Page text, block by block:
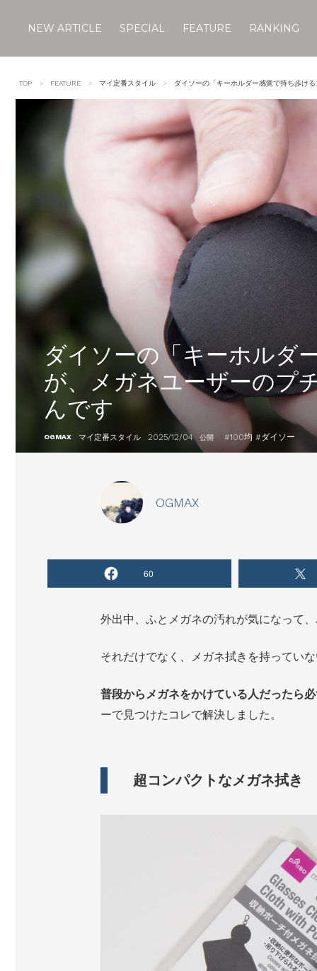
content
NEW ARTICLE SPECIAL FEATURE RANKING
TOP FEATURE マイ定番スタイル ダイソーの「キーホルダー感覚で持ち歩け
ダイソーの「キーホルダ
が、メガネユーザーのプ
んです
OGMAX マイ定番スタイル 2025/12/04 公開 #100均 #ダイソー
OGMAX
60
外出中、ふとメガネの汚れが気になって
それだけでなく、メガネ拭きを持ってい
普段からメガネをかけている人だったら
ーで見つけたコレで解決しました。
超コンパクトなメガネ拭き